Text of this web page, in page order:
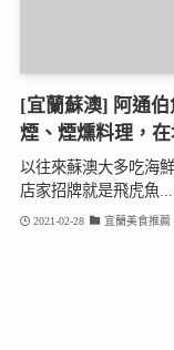
[宜蘭蘇澳] 阿通
煙、煙燻料理，
以往來蘇澳大多吃海
店家招牌就是飛虎魚...
2021-02-28 宜蘭美食推薦